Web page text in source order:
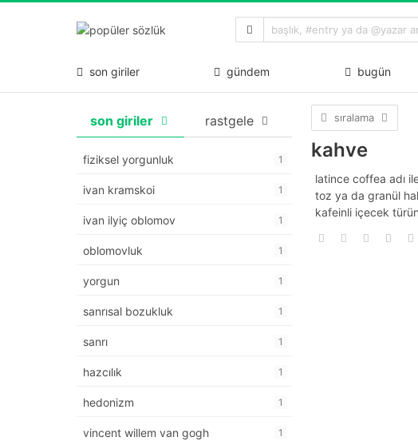
son giriler gündem bugün
son giriler rastgele
fiziksel yorgunluk 1
ivan kramskoi 1
ivan ilyiç oblomov 1
oblomovluk 1
yorgun 1
sanrısal bozukluk 1
sanrı 1
hazcılık 1
hedonizm 1
vincent willem van gogh 1
sıralama
kahve
latince coffea adı
toz ya da granül
kafeinli içecek